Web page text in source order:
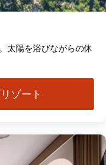
太陽を浴びながらの休
ゾート